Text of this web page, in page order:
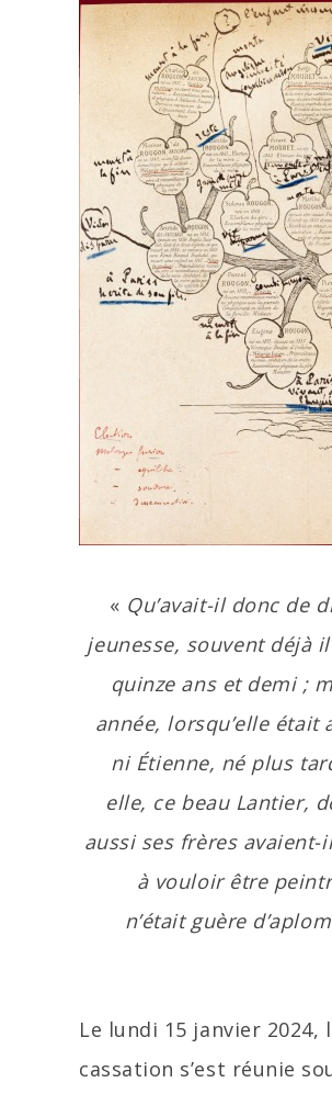
« Qu’avait-il donc de
jeunesse, souvent déjà
quinze ans et demi ;
année, lorsqu’elle était
ni Étienne, né plus
elle, ce beau Lantier,
aussi ses frères avaient-
à vouloir être
n’était guère
Le lundi 15 janvier 2024,
cassation s’est réunie